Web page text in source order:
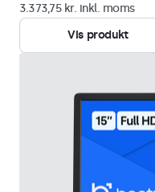
3.373,75 kr. inkl. moms
Vis produkt